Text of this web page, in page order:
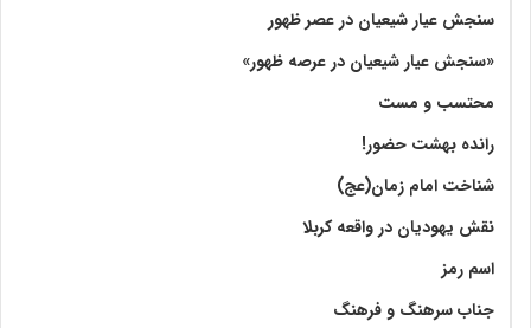
سنجش عیار شیعیان در عصر ظهور
«سنجش عیار شیعیان در عرصه ظهور»
محتسب و مست
رانده بهشت‌ حضور!
شناخت امام زمان(عج)
نقش یهودیان در واقعه کربلا
اسم رمز
جناب سرهنگ و فرهنگ